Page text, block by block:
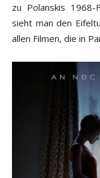
zu Polanskis
sieht man den
allen Filmen, die in